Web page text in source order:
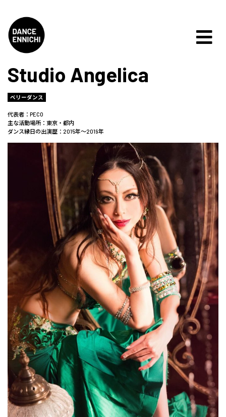
Studio Angelica
ベリーダンス
代表者：PECO
主な活動場所：東京・都内
ダンス縁日の出演歴：2015年〜2019年